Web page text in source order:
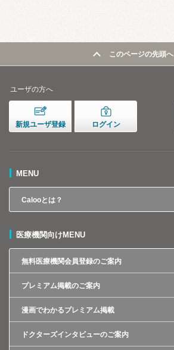
このページの先頭へ
ユーザの方へ
新規ユーザ登録 ログイン
MENU
Calooとは？
医療機関向けMENU
無料医療機関会員登録のご案内
プレミアム掲載のご案内
漫画でわかるプレミアム掲載
ドクターズインタビューのご案内